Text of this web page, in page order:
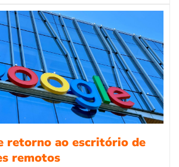
retorno ao escritório de
remotos